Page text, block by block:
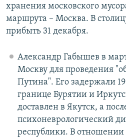
хранения московского
маршрута – Москва. В
прибыть 31 декабря.
Александр Габышев в
Москву для проведения
Путина". Его задержали
границе Бурятии и
доставлен в Якутск, а
психоневрологический
республики. В